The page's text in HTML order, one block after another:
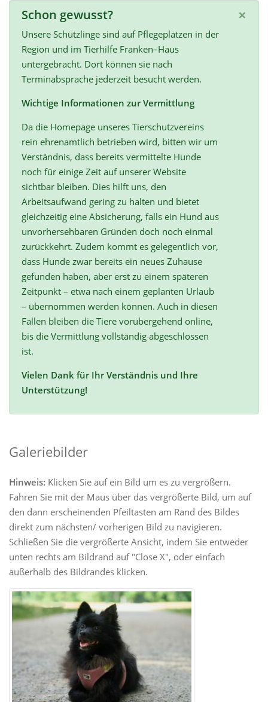
×
Schon gewusst?
Unsere Schützlinge sind auf Pflegeplätzen in der
Region und im Tierhilfe Franken–Haus
untergebracht. Dort können sie nach
Terminabsprache jederzeit besucht werden.
Wichtige Informationen zur Vermittlung
Da die Homepage unseres Tierschutzvereins
rein ehrenamtlich betrieben wird, bitten wir um
Verständnis, dass bereits vermittelte Hunde
noch für einige Zeit auf unserer Website
sichtbar bleiben. Dies hilft uns, den
Arbeitsaufwand gering zu halten und bietet
gleichzeitig eine Absicherung, falls ein Hund aus
unvorhersehbaren Gründen doch noch einmal
zurückkehrt. Zudem kommt es gelegentlich vor,
dass Hunde zwar bereits ein neues Zuhause
gefunden haben, aber erst zu einem späteren
Zeitpunkt – etwa nach einem geplanten Urlaub
– übernommen werden können. Auch in diesen
Fällen bleiben die Tiere vorübergehend online,
bis die Vermittlung vollständig abgeschlossen
ist.
Vielen Dank für Ihr Verständnis und Ihre
Unterstützung!
Galeriebilder
Hinweis: Klicken Sie auf ein Bild um es zu vergrößern.
Fahren Sie mit der Maus über das vergrößerte Bild, um auf
den dann erscheinenden Pfeiltasten am Rand des Bildes
direkt zum nächsten/ vorherigen Bild zu navigieren.
Schließen Sie die vergrößerte Ansicht, indem Sie entweder
unten rechts am Bildrand auf "Close X", oder einfach
außerhalb des Bildrandes klicken.